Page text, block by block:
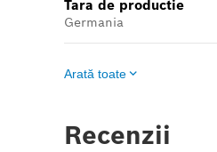
Tara de productie
Germania
Arată toate
Recenzii